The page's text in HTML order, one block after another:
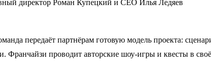
передаёт партнёрам готовую модель проекта:
Франчайзи проводит авторские шоу-игры и квесты в